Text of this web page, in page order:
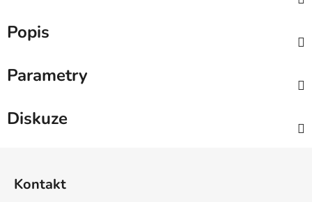
Popis
Parametry
Diskuze
Kontakt